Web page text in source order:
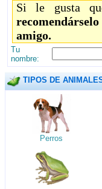
Si le gusta
amigo.
Tu
nombre:
TIPOS DE
Perros